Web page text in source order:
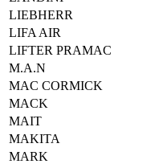
LIEBHERR
LIFA AIR
LIFTER PRAMAC
M.A.N
MAC CORMICK
MACK
MAIT
MAKITA
MARK